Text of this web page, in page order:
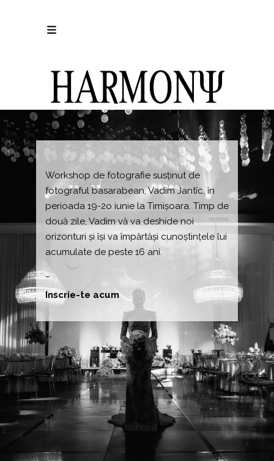
Workshop de fotografie susținut de
fotograful basarabean, Vadim Jantîc, în
perioada 19-2o iunie la Timișoara. Timp de
două zile, Vadim vă va deshide noi
orizonturi și își va împărtăși cunoștințele lui
acumulate de peste 16 ani.
_
Inscrie-te acum